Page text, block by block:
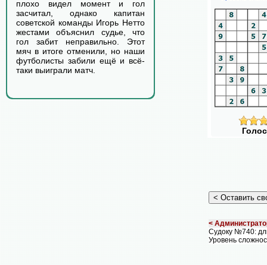
плохо видел момент и гол
засчитал, однако капитан
советской команды Игорь Нетто
жестами объяснил судье, что
гол забит неправильно. Этот
мяч в итоге отменили, но наши
футболисты забили ещё и всё-
таки выиграли матч.
<
Судоку №740:
Уровень